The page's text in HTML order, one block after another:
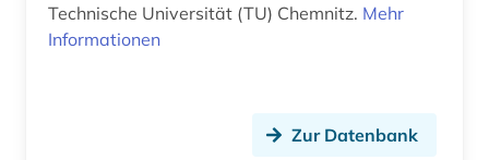
william shakespeare (1)
wirtschaftswissenschaften (1)
Technische Universität (TU) Chemnitz. Mehr
Informationen
Zur Datenbank